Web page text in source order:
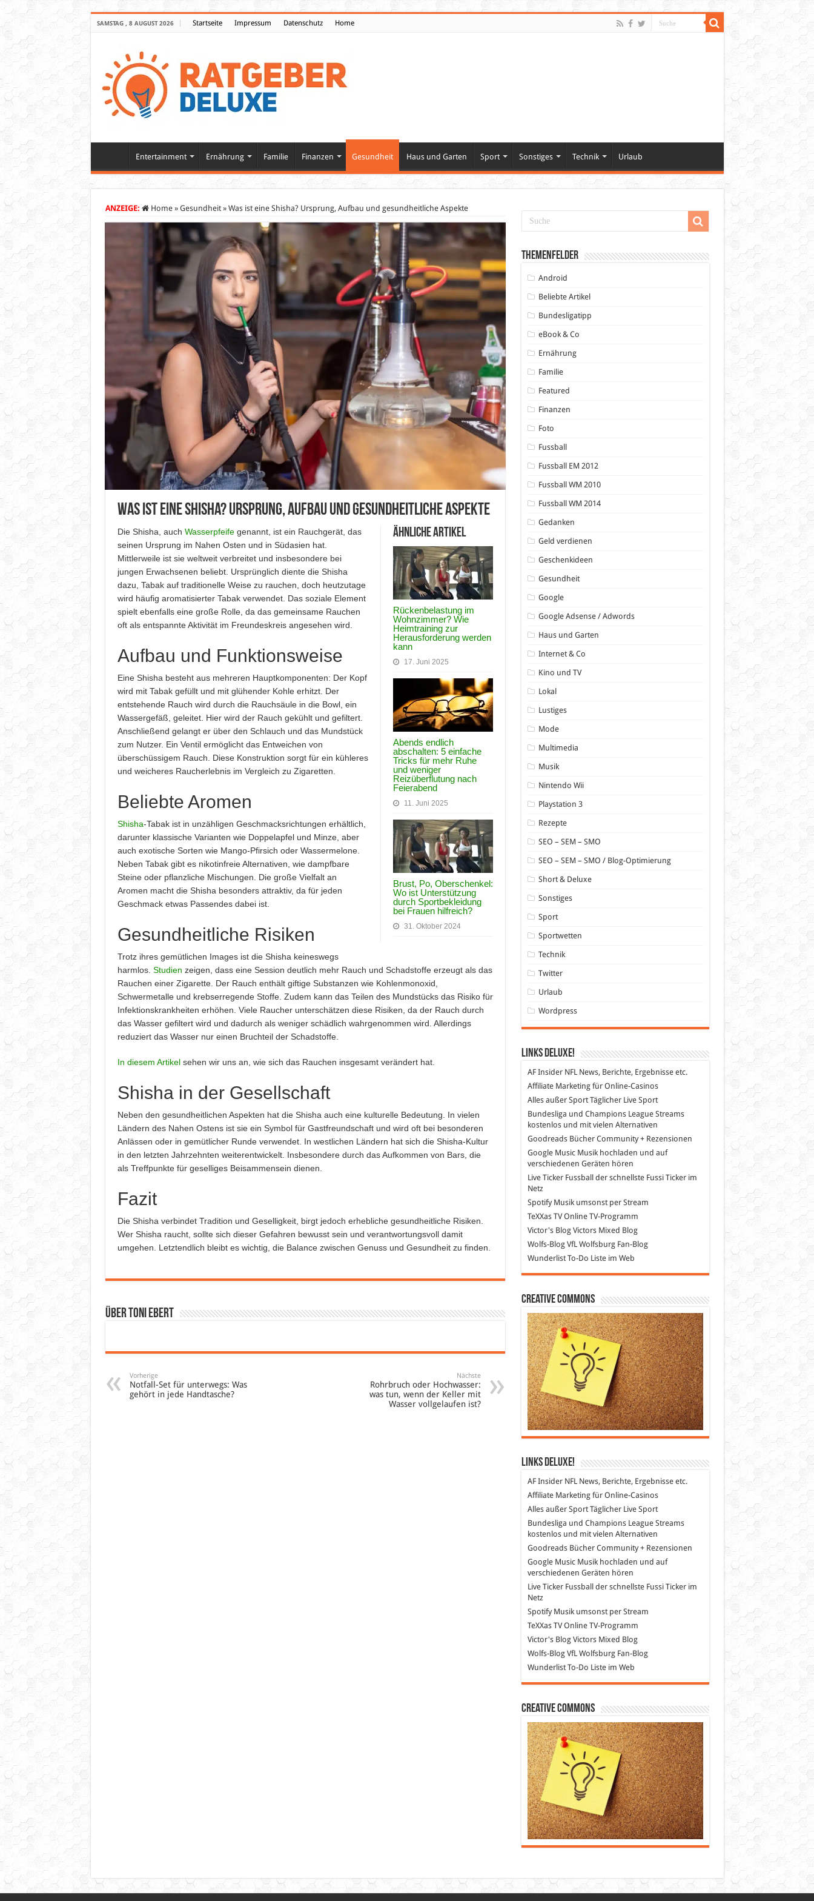
SAMSTAG , 8 AUGUST 2026 Startseite Impressum Datenschutz Home
Entertainment Ernährung Familie Finanzen Gesundheit Haus und Garten Sport Sonstiges Technik Urlaub
ANZEIGE: Home » Gesundheit » Was ist eine Shisha? Ursprung, Aufbau und gesundheitliche Aspekte
Was ist eine Shisha? Ursprung, Aufbau und gesundheitliche Aspekte
Ähnliche Artikel
Rückenbelastung im
Wohnzimmer? Wie
Heimtraining zur
Herausforderung werden
kann
17. Juni 2025
Abends endlich
abschalten: 5 einfache
Tricks für mehr Ruhe
und weniger
Reizüberflutung nach
Feierabend
11. Juni 2025
Brust, Po, Oberschenkel:
Wo ist Unterstützung
durch Sportbekleidung
bei Frauen hilfreich?
31. Oktober 2024
Die Shisha, auch Wasserpfeifegenannt, ist ein Rauchgerät, das
seinen Ursprung im Nahen Osten und in Südasien hat.
Mittlerweile ist sie weltweit verbreitet und insbesondere bei
jungen Erwachsenen beliebt. Ursprünglich diente die Shisha
dazu, Tabak auf traditionelle Weise zu rauchen, doch heutzutage
wird häufig aromatisierter Tabak verwendet. Das soziale Element
spielt ebenfalls eine große Rolle, da das gemeinsame Rauchen
oft als entspannte Aktivität im Freundeskreis angesehen wird.
Aufbau und Funktionsweise
Eine Shisha besteht aus mehreren Hauptkomponenten: Der Kopf
wird mit Tabak gefüllt und mit glühender Kohle erhitzt. Der
entstehende Rauch wird durch die Rauchsäule in die Bowl, ein
Wassergefäß, geleitet. Hier wird der Rauch gekühlt und gefiltert.
Anschließend gelangt er über den Schlauch und das Mundstück
zum Nutzer. Ein Ventil ermöglicht das Entweichen von
überschüssigem Rauch. Diese Konstruktion sorgt für ein kühleres
und weicheres Raucherlebnis im Vergleich zu Zigaretten.
Beliebte Aromen
Shisha-Tabak ist in unzähligen Geschmacksrichtungen erhältlich,
darunter klassische Varianten wie Doppelapfel und Minze, aber
auch exotische Sorten wie Mango-Pfirsich oder Wassermelone.
Neben Tabak gibt es nikotinfreie Alternativen, wie dampfbare
Steine oder pflanzliche Mischungen. Die große Vielfalt an
Aromen macht die Shisha besonders attraktiv, da für jeden
Geschmack etwas Passendes dabei ist.
Gesundheitliche Risiken
Trotz ihres gemütlichen Images ist die Shisha keineswegs
harmlos. Studien zeigen, dass eine Session deutlich mehr Rauch und Schadstoffe erzeugt als das
Rauchen einer Zigarette. Der Rauch enthält giftige Substanzen wie Kohlenmonoxid,
Schwermetalle und krebserregende Stoffe. Zudem kann das Teilen des Mundstücks das Risiko für
Infektionskrankheiten erhöhen. Viele Raucher unterschätzen diese Risiken, da der Rauch durch
das Wasser gefiltert wird und dadurch als weniger schädlich wahrgenommen wird. Allerdings
reduziert das Wasser nur einen Bruchteil der Schadstoffe.
In diesem Artikelsehen wir uns an, wie sich das Rauchen insgesamt verändert hat.
Shisha in der Gesellschaft
Neben den gesundheitlichen Aspekten hat die Shisha auch eine kulturelle Bedeutung. In vielen
Ländern des Nahen Ostens ist sie ein Symbol für Gastfreundschaft und wird oft bei besonderen
Anlässen oder in gemütlicher Runde verwendet. In westlichen Ländern hat sich die Shisha-Kultur
in den letzten Jahrzehnten weiterentwickelt. Insbesondere durch das Aufkommen von Bars, die
als Treffpunkte für geselliges Beisammensein dienen.
Fazit
Die Shisha verbindet Tradition und Geselligkeit, birgt jedoch erhebliche gesundheitliche Risiken.
Wer Shisha raucht, sollte sich dieser Gefahren bewusst sein und verantwortungsvoll damit
umgehen. Letztendlich bleibt es wichtig, die Balance zwischen Genuss und Gesundheit zu finden.
Über Toni Ebert
Vorherige
Notfall-Set für unterwegs: Was
gehört in jede Handtasche?
Nächste
Rohrbruch oder Hochwasser:
was tun, wenn der Keller mit
Wasser vollgelaufen ist?
Themenfelder
Android
Beliebte Artikel
Bundesligatipp
eBook & Co
Ernährung
Familie
Featured
Finanzen
Foto
Fussball
Fussball EM 2012
Fussball WM 2010
Fussball WM 2014
Gedanken
Geld verdienen
Geschenkideen
Gesundheit
Google
Google Adsense / Adwords
Haus und Garten
Internet & Co
Kino und TV
Lokal
Lustiges
Mode
Multimedia
Musik
Nintendo Wii
Playstation 3
Rezepte
SEO – SEM – SMO
SEO – SEM – SMO / Blog-Optimierung
Short & Deluxe
Sonstiges
Sport
Sportwetten
Technik
Twitter
Urlaub
Wordpress
Links DeLuXe!
AF InsiderNFL News, Berichte, Ergebnisse etc.
Affiliate Marketingfür Online-Casinos
Alles außer SportTäglicher Live Sport
Bundesliga und Champions League Streams
kostenlos und mit vielen Alternativen
GoodreadsBücher Community + Rezensionen
Google MusicMusik hochladen und auf
verschiedenen Geräten hören
Live Ticker Fussball
der schnellste Fussi Ticker im
Netz
SpotifyMusik umsonst per Stream
TeXXas TVOnline TV-Programm
Victor's BlogVictors Mixed Blog
Wolfs-BlogVfL Wolfsburg Fan-Blog
WunderlistTo-Do Liste im Web
Creative Commons
Links DeLuXe!
AF InsiderNFL News, Berichte, Ergebnisse etc.
Affiliate Marketingfür Online-Casinos
Alles außer SportTäglicher Live Sport
Bundesliga und Champions League Streams
kostenlos und mit vielen Alternativen
GoodreadsBücher Community + Rezensionen
Google MusicMusik hochladen und auf
verschiedenen Geräten hören
Live Ticker Fussball
der schnellste Fussi Ticker im
Netz
SpotifyMusik umsonst per Stream
TeXXas TVOnline TV-Programm
Victor's BlogVictors Mixed Blog
Wolfs-BlogVfL Wolfsburg Fan-Blog
WunderlistTo-Do Liste im Web
Creative Commons